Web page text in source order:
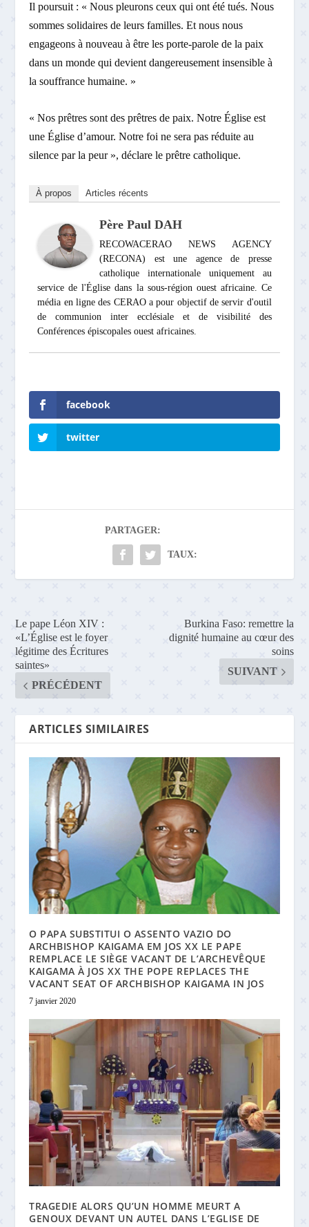
Il poursuit : « Nous pleurons ceux qui ont été tués. Nous
sommes solidaires de leurs familles. Et nous nous
engageons à nouveau à être les porte-parole de la paix
dans un monde qui devient dangereusement insensible à
la souffrance humaine. »
« Nos prêtres sont des prêtres de paix. Notre Église est
une Église d’amour. Notre foi ne sera pas réduite au
silence par la peur », déclare le prêtre catholique.
À propos Articles récents
Père Paul DAH
RECOWACERAO NEWS AGENCY
(RECONA) est une agence de presse
catholique internationale uniquement au
service de l'Église dans la sous-région ouest africaine. Ce
média en ligne des CERAO a pour objectif de servir d'outil
de communion inter ecclésiale et de visibilité des
Conférences épiscopales ouest africaines.
facebook
twitter
PARTAGER:
TAUX:
Le pape Léon XIV :
«L’Église est le foyer
légitime des Écritures
saintes»
PRÉCÉDENT
Burkina Faso: remettre la
dignité humaine au cœur des
soins
SUIVANT
ARTICLES SIMILAIRES
O PAPA SUBSTITUI O ASSENTO VAZIO DO
ARCHBISHOP KAIGAMA EM JOS XX LE PAPE
REMPLACE LE SIÈGE VACANT DE L’ARCHEVÊQUE
KAIGAMA À JOS XX THE POPE REPLACES THE
VACANT SEAT OF ARCHBISHOP KAIGAMA IN JOS
7 janvier 2020
TRAGEDIE ALORS QU’UN HOMME MEURT A
GENOUX DEVANT UN AUTEL DANS L’EGLISE DE